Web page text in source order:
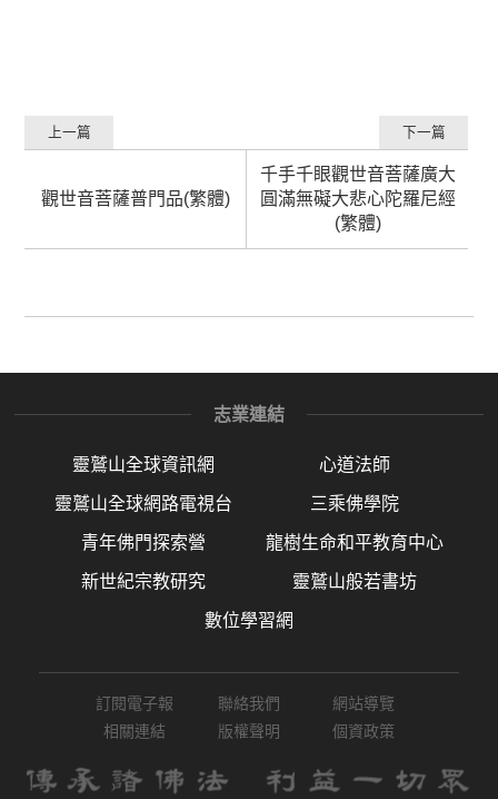
觀世音菩薩普門品(繁體)
上一篇
千手千眼觀世音菩薩廣大
圓滿無礙大悲心陀羅尼經
(繁體)
下一篇
志業連結
靈鷲山全球資訊網 心道法師
靈鷲山全球網路電視台 三乘佛學院
青年佛門探索營 龍樹生命和平教育中心
新世紀宗教研究 靈鷲山般若書坊
數位學習網
訂閱電子報 聯絡我們
網站導覽
相關連結
版權聲明 個資政策